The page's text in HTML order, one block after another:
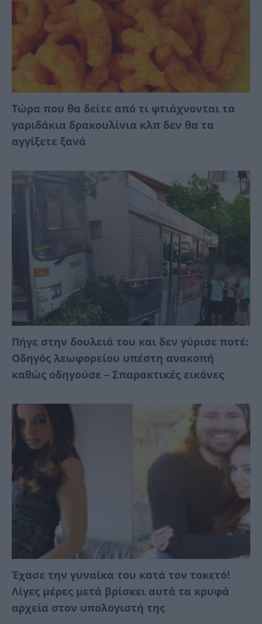
Τώρα που θα δείτε από τι φτιάχνονται τα
γαριδάκια δρακουλίνια κλπ δεν θα τα
αγγίξετε ξανά
Πήγε στην δουλειά του και δεν γύρισε ποτέ:
Οδηγός λεωφορείου υπέστη ανακοπή
καθώς οδηγούσε – Σπαρακτικές εικόνες
Έχασε την γυναίκα του κατά τον τοκετό!
Λίγες μέρες μετά βρίσκει αυτά τα κρυφά
αρχεία στον υπολογιστή της